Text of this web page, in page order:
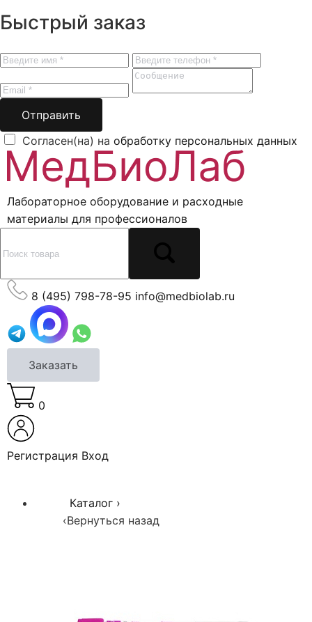
Быстрый заказ
Отправить
Согласен(на) на обработку персональных данных
Лабораторное оборудование и расходные
материалы для профессионалов
8 (495) 798-78-95 info@medbiolab.ru
Заказать
0
Регистрация Вход
Каталог ›
‹Вернуться назад